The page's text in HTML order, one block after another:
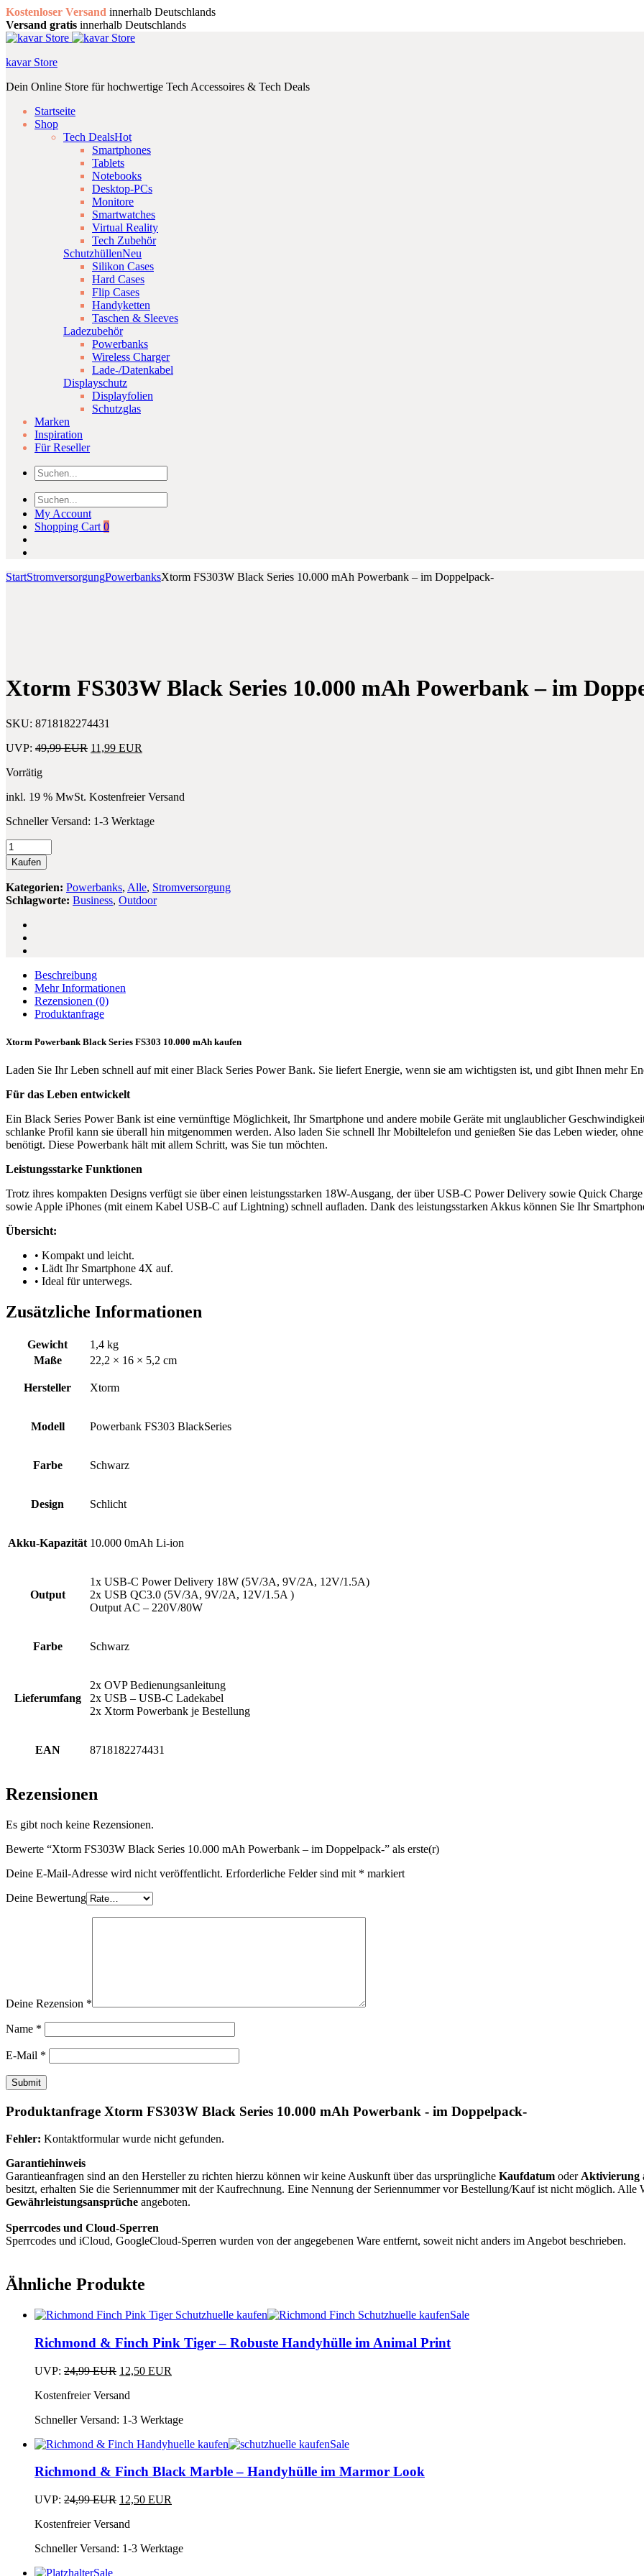
Kostenloser Versand innerhalb Deutschlands
Versand gratis innerhalb Deutschlands
kavar Store
Dein Online Store für hochwertige Tech Accessoires & Tech Deals
Startseite
Shop
Tech DealsHot
Smartphones
Tablets
Notebooks
Desktop-PCs
Monitore
Smartwatches
Virtual Reality
Tech Zubehör
SchutzhüllenNeu
Silikon Cases
Hard Cases
Flip Cases
Handyketten
Taschen & Sleeves
Ladezubehör
Powerbanks
Wireless Charger
Lade-/Datenkabel
Displayschutz
Displayfolien
Schutzglas
Marken
Inspiration
Für Reseller
My Account
Shopping Cart 0
StartStromversorgungPowerbanksXtorm FS303W Black Series 10.000 mAh Powerbank – im Doppelpack-
Note
10
Office
Headset
Xtorm FS303W Black Series 10.000 mAh Powerbank – im
SKU: 8718182274431
UVP: 49,99EUR Ursprünglicher
11,99 EUR
Vorrätig
inkl. 19 % MwSt. Kostenfreier Versand
Schneller Versand: 1-3 Werktage
Xtorm
FS303W
Black
Series
10.000
Powerbank
Stück
Kaufen
Kategorien: Powerbanks, Alle, Stromversorgung
Schlagworte: Business, Outdoor
Beschreibung
Mehr Informationen
Rezensionen (0)
Produktanfrage
Xtorm Powerbank Black Series FS303 10.000 mAh kaufen
Laden Sie Ihr Leben schnell auf mit einer Black Series Power Bank. Sie liefert Energie, wenn sie am wichtigsten ist, und gibt Ihnen mehr
Für das Leben entwickelt
Ein Black Series Power Bank ist eine vernünftige Möglichkeit, Ihr Smartphone und andere mobile Geräte mit unglaublicher
schlanke Profil kann sie überall hin mitgenommen werden. Also laden Sie schnell Ihr Mobiltelefon und genießen Sie das Leben wieder,
benötigt. Diese Powerbank hält mit allem Schritt, was Sie tun möchten.
Leistungsstarke Funktionen
Trotz ihres kompakten Designs verfügt sie über einen leistungsstarken 18W-Ausgang, der über USB-C Power Delivery sowie Quick
sowie Apple iPhones (mit einem Kabel USB-C auf Lightning) schnell aufladen. Dank des leistungsstarken Akkus können Sie Ihr
Übersicht:
• Kompakt und leicht.
• Lädt Ihr Smartphone 4X auf.
• Ideal für unterwegs.
Zusätzliche Informationen
Gewicht
1,4 kg
Maße
22,2 × 16 × 5,2 cm
Hersteller Xtorm
Modell Powerbank FS303 BlackSeries
Farbe Schwarz
Design Schlicht
Akku-Kapazität 10.000 0mAh Li-ion
Output
1x USB-C Power Delivery 18W (5V/3A, 9V/2A, 12V/1.5A)
2x USB QC3.0 (5V/3A, 9V/2A, 12V/1.5A )
Output AC – 220V/80W
Farbe Schwarz
Lieferumfang
2x OVP Bedienungsanleitung
2x USB – USB-C Ladekabel
2x Xtorm Powerbank je Bestellung
EAN 8718182274431
Rezensionen
Es gibt noch keine Rezensionen.
Bewerte “Xtorm FS303W Black Series 10.000 mAh Powerbank – im Doppelpack-” als erste(r)
Deine E-Mail-Adresse wird nicht veröffentlicht. Erforderliche Felder sind mit * markiert
Deine Bewertung
Deine Rezension *
Name *
E-Mail *
Produktanfrage Xtorm FS303W Black Series 10.000 mAh Powerbank - im Doppelpack-
Fehler: Kontaktformular wurde nicht gefunden.
Garantiehinweis
Garantieanfragen sind an den Hersteller zu richten hierzu können wir keine Auskunft über das ursprüngliche Kaufdatum oder Aktivierung
besitzt, erhalten Sie die Seriennummer mit der Kaufrechnung. Eine Nennung der Seriennummer vor Bestellung/Kauf ist nicht möglich. Alle
Gewährleistungsansprüche angeboten.
Sperrcodes und Cloud-Sperren
Sperrcodes und iCloud, GoogleCloud-Sperren wurden von der angegebenen Ware entfernt, soweit nicht anders im Angebot beschrieben.
Ähnliche Produkte
Sale
Produkt
weist
mehrere
Varianten
auf.
Optionen
auf
Produktseite
werden
Richmond & Finch Pink Tiger – Robuste Handyhülle im Animal Print
UVP: 24,99EUR Ursprünglicher
war:
12,50 EUR
Produkt
mehrere
auf.
Optionen
auf
Produktseite
werden
Kostenfreier Versand
Schneller Versand: 1-3 Werktage
Sale
Produkt
mehrere
Varianten
auf.
Optionen
auf
Richmond & Finch Black Marble – Handyhülle im Marmor Look
UVP: 24,99EUR Ursprünglicher
war:
12,50 EUR
Produkt
mehrere
Kostenfreier Versand
Schneller Versand: 1-3 Werktage
Sale